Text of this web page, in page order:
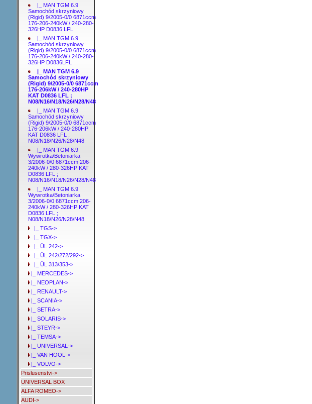
|_ MAN TGM 6.9
Samochód skrzyniowy
(Rigid) 9/2005-0/0 6871ccm
176-206-240kW / 240-280-
326HP D0836 LFL
|_ MAN TGM 6.9
Samochód skrzyniowy
(Rigid) 9/2005-0/0 6871ccm
176-206-240kW / 240-280-
326HP D0836LFL
|_ MAN TGM 6.9
Samochód skrzyniowy
(Rigid) 9/2005-0/0 6871ccm
176-206kW / 240-280HP
KAT D0836 LFL ;
N08/N16/N18/N26/N28/N48
|_ MAN TGM 6.9
Samochód skrzyniowy
(Rigid) 9/2005-0/0 6871ccm
176-206kW / 240-280HP
KAT D0836 LFL ;
N08/N18/N26/N28/N48
|_ MAN TGM 6.9
Wywrotka/Betoniarka
3/2006-0/0 6871ccm 206-
240kW / 280-326HP KAT
D0836 LFL ;
N08/N16/N18/N26/N28/N48
|_ MAN TGM 6.9
Wywrotka/Betoniarka
3/2006-0/0 6871ccm 206-
240kW / 280-326HP KAT
D0836 LFL ;
N08/N18/N26/N28/N48
|_ TGS->
|_ TGX->
|_ ÜL 242->
|_ ÜL 242/272/292->
|_ ÜL 313/353->
|_ MERCEDES->
|_ NEOPLAN->
|_ RENAULT->
|_ SCANIA->
|_ SETRA->
|_ SOLARIS->
|_ STEYR->
|_ TEMSA->
|_ UNIVERSAL->
|_ VAN HOOL->
|_ VOLVO->
Prislusenstvi->
UNIVERSAL BOX
ALFA ROMEO->
AUDI->